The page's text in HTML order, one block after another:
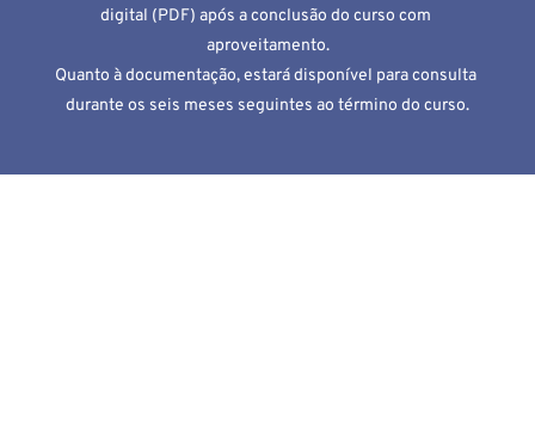
digital (PDF) após a conclusão do curso com
aproveitamento.
Quanto à documentação, estará disponível para consulta
durante os seis meses seguintes ao término do curso.